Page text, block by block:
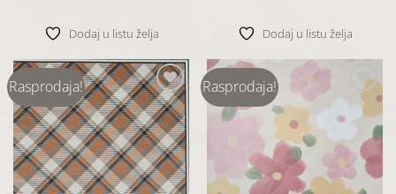
Dodaj u listu želja Dodaj u listu želja
Rasprodaja!
Dodaj
u listu
želja
Rasprodaja!
Dodaj
u listu
želja